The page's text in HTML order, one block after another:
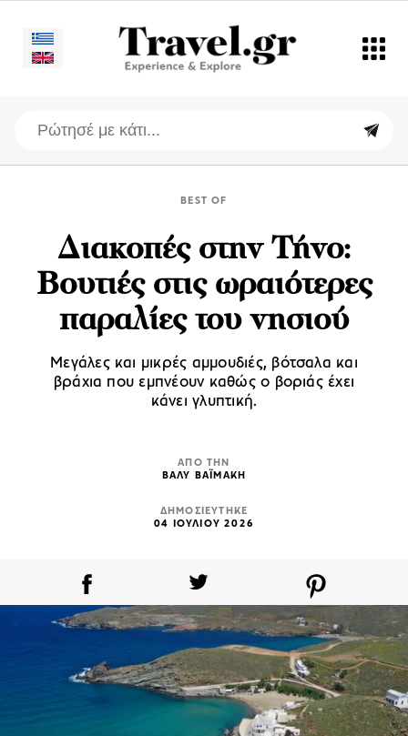
BEST OF
Διακοπές στην Τήνο:
Βουτιές στις ωραιότερες
παραλίες του νησιού
Mεγάλες και μικρές αμμουδιές, βότσαλα και
βράχια που εμπνέουν καθώς ο βοριάς έχει
κάνει γλυπτική.
ΑΠΟ ΤΗΝ
ΒΑΛΥ ΒΑΪΜΑΚΗ
ΔΗΜΟΣΙΕΥΤΗΚΕ
04 ΙΟΥΛΙΟΥ 2026